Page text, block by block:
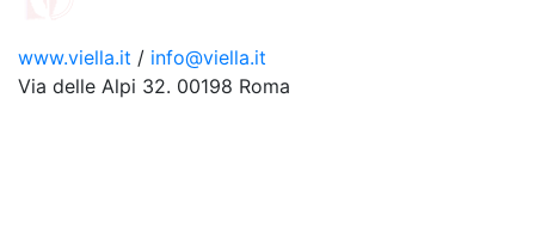
www.viella.it / info@viella.it
Via delle Alpi 32. 00198 Roma